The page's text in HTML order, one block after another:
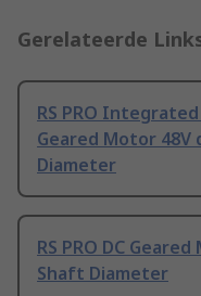
Gerelateerde
RS PRO
Geared Motor 48V
Diameter
RS PRO DC
Shaft Diameter